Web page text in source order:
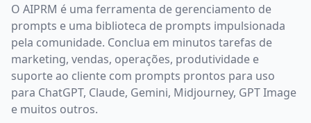
O AIPRM é uma ferramenta de gerenciamento de
prompts e uma biblioteca de prompts impulsionada
pela comunidade. Conclua em minutos tarefas de
marketing, vendas, operações, produtividade e
suporte ao cliente com prompts prontos para uso
para ChatGPT, Claude, Gemini, Midjourney, GPT Image
e muitos outros.